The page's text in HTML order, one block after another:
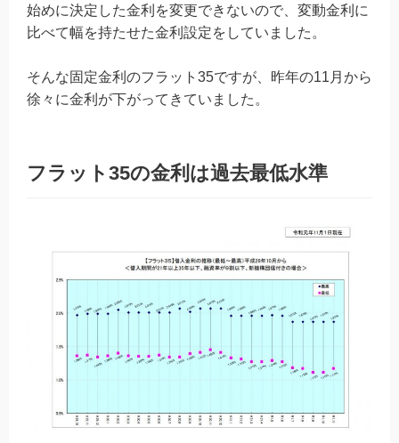
始めに決定した金利を変更できないので、変動金利に
比べて幅を持たせた金利設定をしていました。
そんな固定金利のフラット35ですが、昨年の11月から
徐々に金利が下がってきていました。
フラット35の金利は過去最低水準